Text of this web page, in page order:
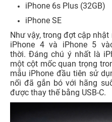
iPhone 6s Plus (32GB)
iPhone SE
Như vậy, trong đợt cập
iPhone 4 và iPhone 5
thời. Đáng chú ý nhất là
một cột mốc quan trọng
mẫu iPhone đầu tiên sử
nối đã gắn bó với hãng
được thay thế bằng USB-C.